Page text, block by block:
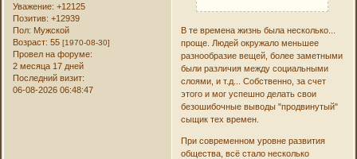
Уважение: +12125
Позитив: +12939
Пол: Мужской
Возраст: 55[1970-08-30]
Провел на форуме:
2 месяца 17 дней
Последний визит:
06-08-2026 06:48:47
В те времена жизнь была несколько...
проще. Людей окружало меньшее
разнообразие вещей, более заметными
были различия между социальными
слоями, и т.д... Собственно, за счет
этого и мог успешно делать свои
безошибочные выводы "продвинутый"
сыщик тех времен.
При современном уровне развития
общества, всё стало несколько